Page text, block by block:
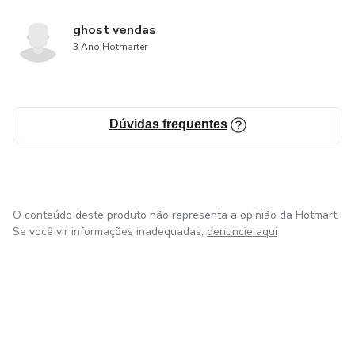
ghost vendas
3 Ano Hotmarter
Dúvidas frequentes
O conteúdo deste produto não representa a opinião da Hotmart.
Se você vir informações inadequadas, denuncie aqui